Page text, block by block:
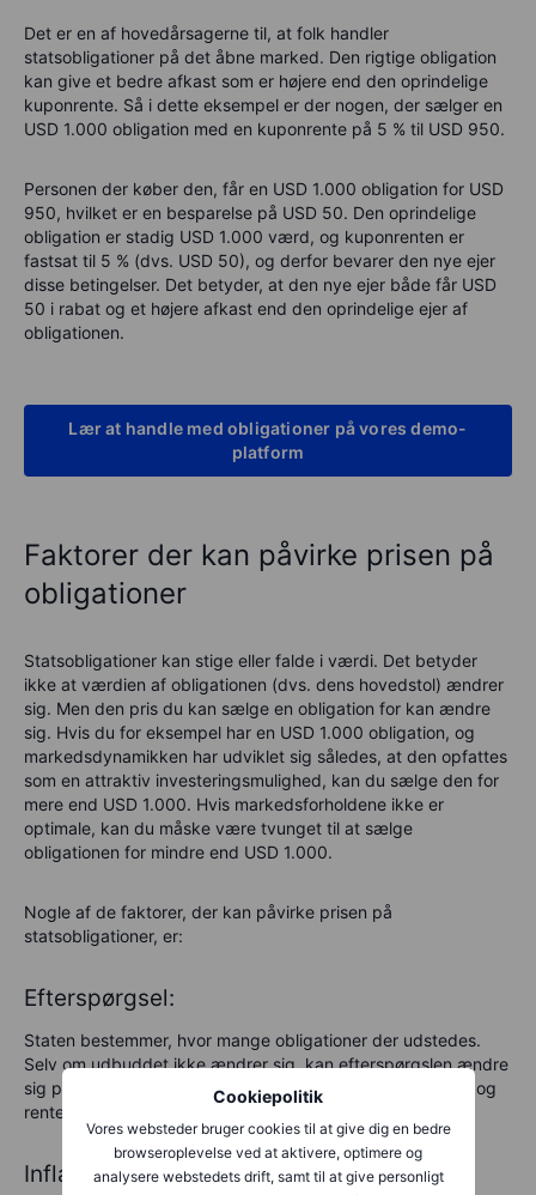
Cookiepolitik
Vores websteder bruger cookies til at give dig en bedre
browseroplevelse ved at aktivere, optimere og
analysere webstedets drift, samt til at give personligt
Det er en af hovedårsagerne til, at folk handler
statsobligationer på det åbne marked. Den rigtige obligation
kan give et bedre afkast som er højere end den oprindelige
kuponrente. Så i dette eksempel er der nogen, der sælger en
USD 1.000 obligation med en kuponrente på 5 % til USD 950.
Personen der køber den, får en USD 1.000 obligation for USD
950, hvilket er en besparelse på USD 50. Den oprindelige
obligation er stadig USD 1.000 værd, og kuponrenten er
fastsat til 5 % (dvs. USD 50), og derfor bevarer den nye ejer
disse betingelser. Det betyder, at den nye ejer både får USD
50 i rabat og et højere afkast end den oprindelige ejer af
obligationen.
Lær at handle med obligationer på vores demo-
platform
Faktorer der kan påvirke prisen på
obligationer
Statsobligationer kan stige eller falde i værdi. Det betyder
ikke at værdien af obligationen (dvs. dens hovedstol) ændrer
sig. Men den pris du kan sælge en obligation for kan ændre
sig. Hvis du for eksempel har en USD 1.000 obligation, og
markedsdynamikken har udviklet sig således, at den opfattes
som en attraktiv investeringsmulighed, kan du sælge den for
mere end USD 1.000. Hvis markedsforholdene ikke er
optimale, kan du måske være tvunget til at sælge
obligationen for mindre end USD 1.000.
Nogle af de faktorer, der kan påvirke prisen på
statsobligationer, er:
Efterspørgsel:
Staten bestemmer, hvor mange obligationer der udstedes.
Selv om udbuddet ikke ændrer sig, kan efterspørgslen ændre
sig på baggrund af forskellige faktorer, herunder inflation og
renter.
Inflation: